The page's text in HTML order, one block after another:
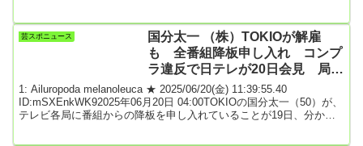
ループ・WHITE SCORPIONのALLY（アリー）だった。京都府出身
でメンバー最年長の25歳。メンバーカラーはブルーのALLYは自身の
芸スポニュース
国分太一 （株）TOKIOが解雇
も 全番組降板申し入れ コンプ
ラ違反で日テレが20日会見 局内
でのトラブルが原因か★6
1: Ailuropoda melanoleuca ★ 2025/06/20(金) 11:39:55.40
ID:mSXEnkWK92025年06月20日 04:00TOKIOの国分太一（50）が、
テレビ各局に番組からの降板を申し入れていることが19日、分かっ